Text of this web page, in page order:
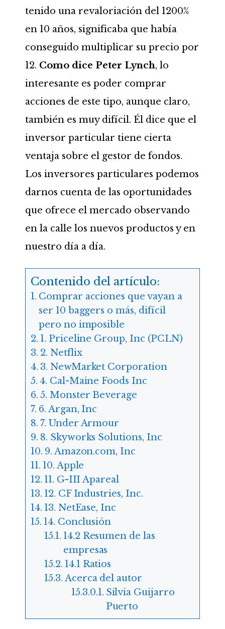
tenido una revaloriación del 1200%
en 10 años, significaba que había
conseguido multiplicar su precio por
12. Como dice Peter Lynch, lo
interesante es poder comprar
acciones de este tipo, aunque claro,
también es muy difícil. Él dice que el
inversor particular tiene cierta
ventaja sobre el gestor de fondos.
Los inversores particulares podemos
darnos cuenta de las oportunidades
que ofrece el mercado observando
en la calle los nuevos productos y en
nuestro día a día.
Contenido del artículo:
Comprar acciones que vayan a
ser 10 baggers o más, difícil
pero no imposible
1. Priceline Group, Inc (PCLN)
2. Netflix
3. NewMarket Corporation
4. Cal-Maine Foods Inc
5. Monster Beverage
6. Argan, Inc
7. Under Armour
8. Skyworks Solutions, Inc
9. Amazon.com, Inc
10. Apple
11. G-III Apareal
12. CF Industries, Inc.
13. NetEase, Inc
14. Conclusión
14.2 Resumen de las
empresas
14.1 Ratios
Acerca del autor
Silvia Guijarro
Puerto